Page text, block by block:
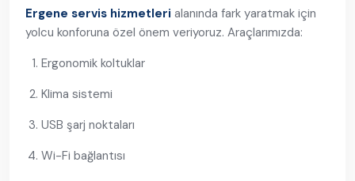
Ergene servis hizmetleri alanında fark yaratmak için
yolcu konforuna özel önem veriyoruz. Araçlarımızda:
Ergonomik koltuklar
Klima sistemi
USB şarj noktaları
Wi-Fi bağlantısı